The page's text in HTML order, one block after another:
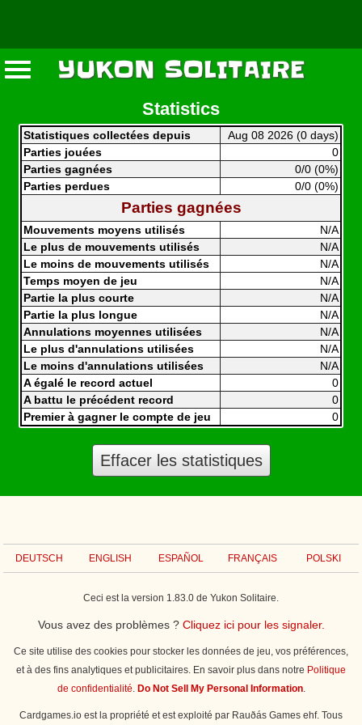
YUKON SOLITAIRE
Statistics
Statistiques collectées depuis
Aug 08 2026 (0 days)
Parties jouées
0
Parties gagnées
0/0 (0%)
Parties perdues
0/0 (0%)
Parties gagnées
Mouvements moyens utilisés
N/A
Le plus de mouvements utilisés
N/A
Le moins de mouvements utilisés
N/A
Temps moyen de jeu
N/A
Partie la plus courte
N/A
Partie la plus longue
N/A
Annulations moyennes utilisées
N/A
Le plus d'annulations utilisées
N/A
Le moins d'annulations utilisées
N/A
A égalé le record actuel
0
A battu le précédent record
0
Premier à gagner le compte de jeu
0
Effacer les statistiques
DEUTSCH ENGLISH ESPAÑOL FRANÇAIS POLSKI
Ceci est la version 1.83.0 de Yukon Solitaire.
Vous avez des problèmes ? Cliquez ici pour les signaler.
Ce site utilise des cookies pour stocker les données de jeu, vos préférences,
et à des fins analytiques et publicitaires. En savoir plus dans notre Politique
de confidentialité. Do Not Sell My Personal Information.
Cardgames.io est la propriété et est exploité par Rauðás Games ehf. Tous